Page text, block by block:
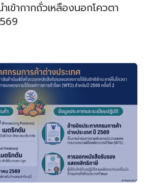
ำเข้ากากถั่วเหลืองนอกโควตา